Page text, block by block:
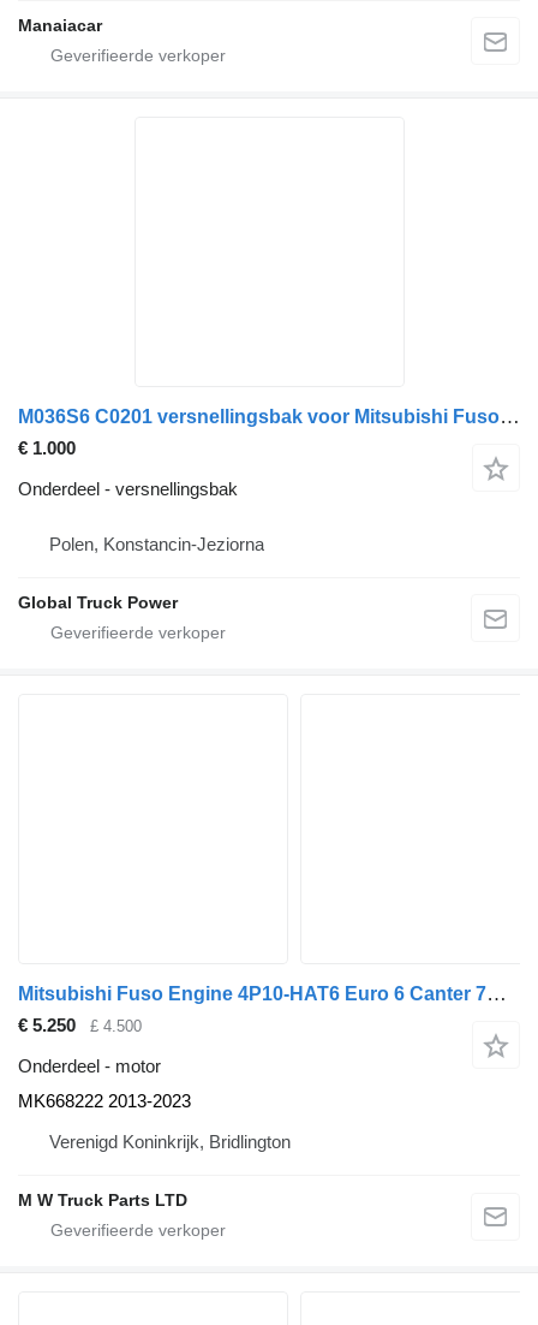
Manaiacar
M036S6 C0201 versnellingsbak voor Mitsubishi Fuso Canter vrachtwagen
€ 1.000
Onderdeel - versnellingsbak
Polen, Konstancin-Jeziorna
Global Truck Power
Mitsubishi Fuso Engine 4P10-HAT6 Euro 6 Canter 7C 18 34 43 MK668222 2013-2023 motor voor Mitsubishi Fuso Canter vrachtwagen
€ 5.250 £ 4.500
Onderdeel - motor
MK668222 2013-2023
Verenigd Koninkrijk, Bridlington
M W Truck Parts LTD